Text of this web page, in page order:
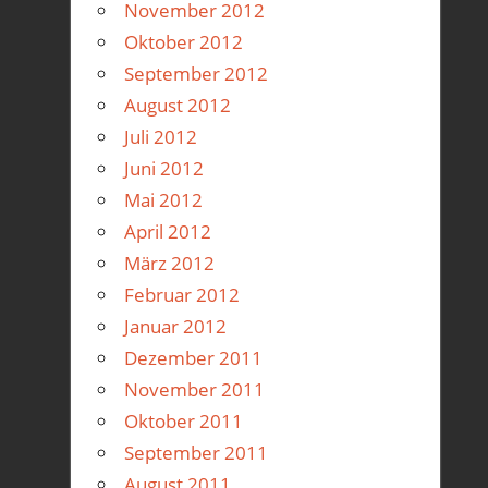
November 2012
Oktober 2012
September 2012
August 2012
Juli 2012
Juni 2012
Mai 2012
April 2012
März 2012
Februar 2012
Januar 2012
Dezember 2011
November 2011
Oktober 2011
September 2011